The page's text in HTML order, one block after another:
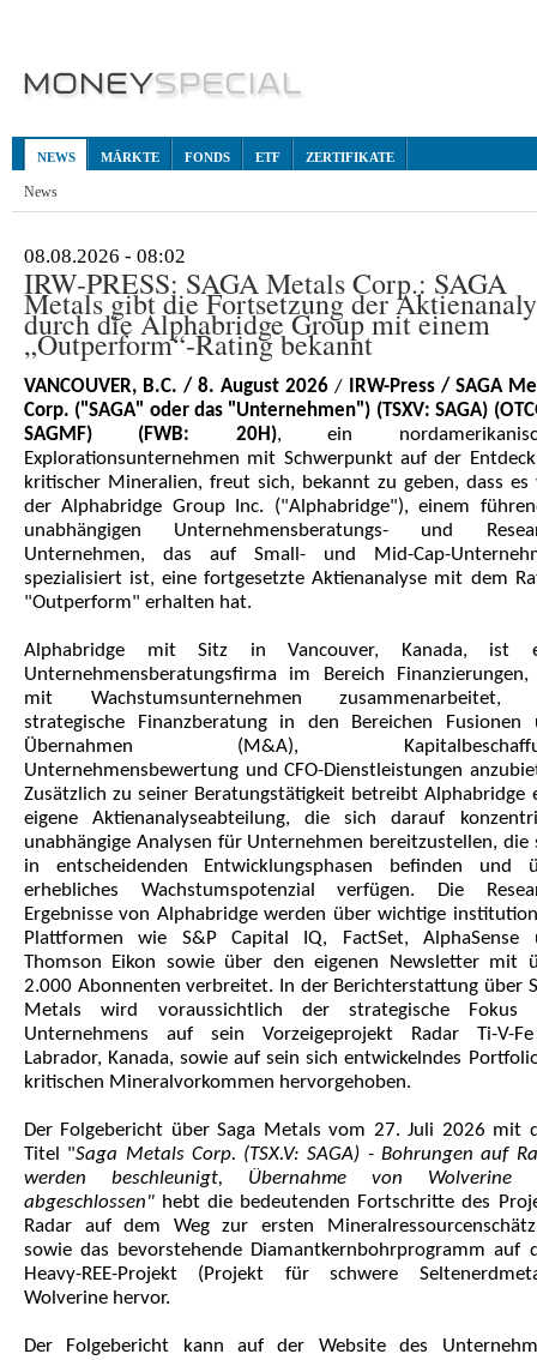
NEWS MÄRKTE FONDS ETF ZERTIFIKATE
News
08.08.2026 - 08:02
IRW-PRESS: SAGA Metals Corp.: SAGA
Metals gibt die Fortsetzung der
durch die Alphabridge Group mit einem
„Outperform“-Rating bekannt
VANCOUVER, B.C. / 8. August 2026/ IRW-Press / SAGA
Corp. ("SAGA" oder das "Unternehmen") (TSXV: SAGA)
SAGMF) (FWB: 20H), ein
Explorationsunternehmen mit Schwerpunkt auf der
kritischer Mineralien, freut sich, bekannt zu geben, dass es
der Alphabridge Group Inc. ("Alphabridge"), einem
unabhängigen Unternehmensberatungs- und
Unternehmen, das auf Small- und Mid-Cap-
spezialisiert ist, eine fortgesetzte Aktienanalyse mit dem
"Outperform" erhalten hat.
Alphabridge mit Sitz in Vancouver, Kanada, ist
Unternehmensberatungsfirma im Bereich
mit Wachstumsunternehmen zusammenarbeitet,
strategische Finanzberatung in den Bereichen Fusionen
Übernahmen (M&A),
Unternehmensbewertung und CFO-Dienstleistungen
Zusätzlich zu seiner Beratungstätigkeit betreibt Alphabridge
eigene Aktienanalyseabteilung, die sich darauf
unabhängige Analysen für Unternehmen bereitzustellen, die
in entscheidenden Entwicklungsphasen befinden und
erhebliches Wachstumspotenzial verfügen. Die
Ergebnisse von Alphabridge werden über wichtige
Plattformen wie S&P Capital IQ, FactSet, AlphaSense
Thomson Eikon sowie über den eigenen Newsletter mit
2.000 Abonnenten verbreitet. In der Berichterstattung über
Metals wird voraussichtlich der strategische Fokus
Unternehmens auf sein Vorzeigeprojekt Radar Ti-V-
Labrador, Kanada, sowie auf sein sich entwickelndes
kritischen Mineralvorkommen hervorgehoben.
Der Folgebericht über Saga Metals vom 27. Juli 2026 mit
Titel "Saga Metals Corp. (TSX.V: SAGA) - Bohrungen auf
werden beschleunigt, Übernahme von Wolverine
abgeschlossen" hebt die bedeutenden Fortschritte des
Radar auf dem Weg zur ersten
sowie das bevorstehende Diamantkernbohrprogramm auf
Heavy-REE-Projekt (Projekt für schwere
Wolverine hervor.
Der Folgebericht kann auf der Website des